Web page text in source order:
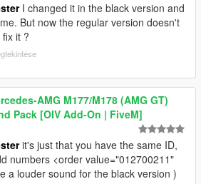
I changed it in the black version and
But now the regular version doesn't
it ?
AMG M177/M178 (AMG GT)
Pack [OIV Add-On | FiveM]
it's just that you have the same ID,
numbers <order value="012700211"
a louder sound for the black version )